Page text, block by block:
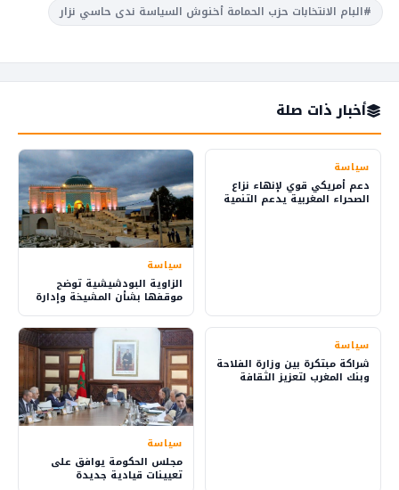
#البام الانتخابات حزب الحمامة أخنوش السياسة ندى حاسي نزار
أخبار ذات صلة
سياسة
دعم أمريكي قوي لإنهاء نزاع
الصحراء المغربية يدعم التنمية
سياسة
الزاوية البودشيشية توضح
موقفها بشأن المشيخة وإدارة
سياسة
شراكة مبتكرة بين وزارة الفلاحة
وبنك المغرب لتعزيز الثقافة
سياسة
مجلس الحكومة يوافق على
تعيينات قيادية جديدة